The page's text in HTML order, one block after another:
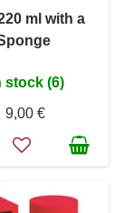
ml with a
stock (6)
9,00 €